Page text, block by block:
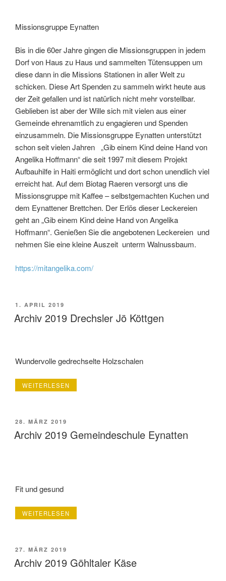
Missionsgruppe Eynatten
Bis in die 60er Jahre gingen die Missionsgruppen in jedem
Dorf von Haus zu Haus und sammelten Tütensuppen um
diese dann in die Missions Stationen in aller Welt zu
schicken. Diese Art Spenden zu sammeln wirkt heute aus
der Zeit gefallen und ist natürlich nicht mehr vorstellbar.
Geblieben ist aber der Wille sich mit vielen aus einer
Gemeinde ehrenamtlich zu engagieren und Spenden
einzusammeln. Die Missionsgruppe Eynatten unterstützt
schon seit vielen Jahren „Gib einem Kind deine Hand von
Angelika Hoffmann“ die seit 1997 mit diesem Projekt
Aufbauhilfe in Haiti ermöglicht und dort schon unendlich viel
erreicht hat. Auf dem Biotag Raeren versorgt uns die
Missionsgruppe mit Kaffee – selbstgemachten Kuchen und
dem Eynattener Brettchen. Der Erlös dieser Leckereien
geht an „Gib einem Kind deine Hand von Angelika
Hoffmann“. Genießen Sie die angebotenen Leckereien und
nehmen Sie eine kleine Auszeit unterm Walnussbaum.
https://mitangelika.com/
VERÖFFENTLICHT
AM
1. APRIL 2019
Archiv 2019 Drechsler Jö Köttgen
Wundervolle gedrechselte Holzschalen
„ARCHIV
2019
KÖTTGEN“
WEITERLESEN
VERÖFFENTLICHT
AM
28. MÄRZ 2019
Archiv 2019 Gemeindeschule Eynatten
Fit und gesund
„ARCHIV
2019
WEITERLESEN
VERÖFFENTLICHT
AM
27. MÄRZ 2019
Archiv 2019 Göhltaler Käse